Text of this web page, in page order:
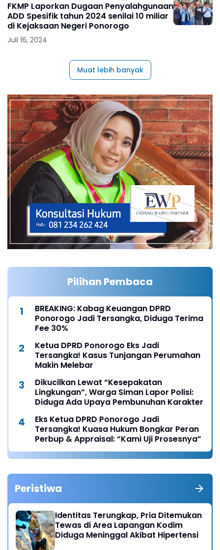
FKMP Laporkan Dugaan Penyalahgunaan
ADD Spesifik tahun 2024 senilai 10 miliar
di Kejaksaan Negeri Ponorogo
Juli 16, 2024
Muat lebih banyak
Pilihan Pembaca
BREAKING: Kabag Keuangan DPRD
Ponorogo Jadi Tersangka, Diduga Terima
Fee 30%
Ketua DPRD Ponorogo Eks Jadi
Tersangka! Kasus Tunjangan Perumahan
Makin Melebar
Dikucilkan Lewat “Kesepakatan
Lingkungan”, Warga Siman Lapor Polisi:
Diduga Ada Upaya Pembunuhan Karakter
Eks Ketua DPRD Ponorogo Jadi
Tersangka! Kuasa Hukum Bongkar Peran
Perbup & Appraisal: “Kami Uji Prosesnya”
Peristiwa
Identitas Terungkap, Pria Ditemukan
Tewas di Area Lapangan Kodim
Diduga Meninggal Akibat Hipertensi